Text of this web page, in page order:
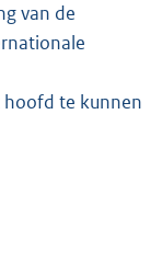
van de
hoofd te kunnen